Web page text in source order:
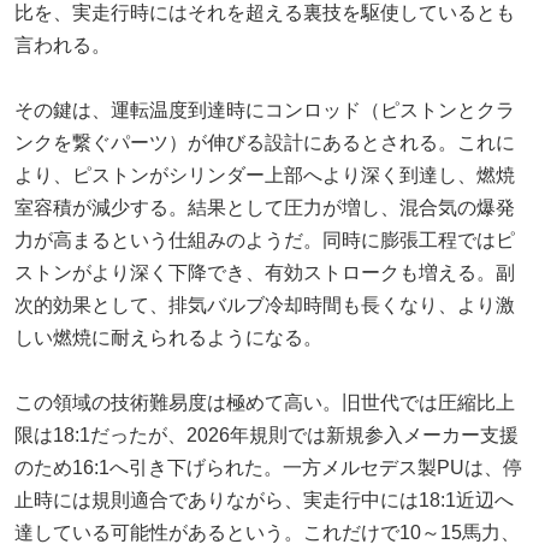
比を、実走行時にはそれを超える裏技を駆使しているとも
言われる。
その鍵は、運転温度到達時にコンロッド（ピストンとクラ
ンクを繋ぐパーツ）が伸びる設計にあるとされる。これに
より、ピストンがシリンダー上部へより深く到達し、燃焼
室容積が減少する。結果として圧力が増し、混合気の爆発
力が高まるという仕組みのようだ。同時に膨張工程ではピ
ストンがより深く下降でき、有効ストロークも増える。副
次的効果として、排気バルブ冷却時間も長くなり、より激
しい燃焼に耐えられるようになる。
この領域の技術難易度は極めて高い。旧世代では圧縮比上
限は18:1だったが、2026年規則では新規参入メーカー支援
のため16:1へ引き下げられた。一方メルセデス製PUは、停
止時には規則適合でありながら、実走行中には18:1近辺へ
達している可能性があるという。これだけで10～15馬力、